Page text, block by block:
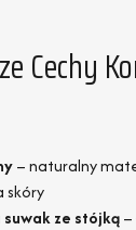
Cechy
– naturalny
skóry
ze stójką